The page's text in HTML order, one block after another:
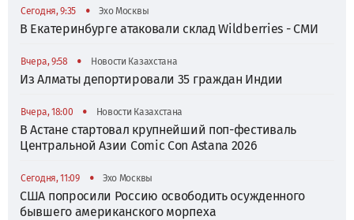
Сегодня, 9:35 • Эхо Москвы
В Екатеринбурге атаковали склад Wildberries - СМИ
Вчера, 9:58 • Новости Казахстана
Из Алматы депортировали 35 граждан Индии
Вчера, 18:00 • Новости Казахстана
В Астане стартовал крупнейший поп-фестиваль
Центральной Азии Comic Con Astana 2026
Сегодня, 11:09 • Эхо Москвы
США попросили Россию освободить осужденного
бывшего американского морпеха